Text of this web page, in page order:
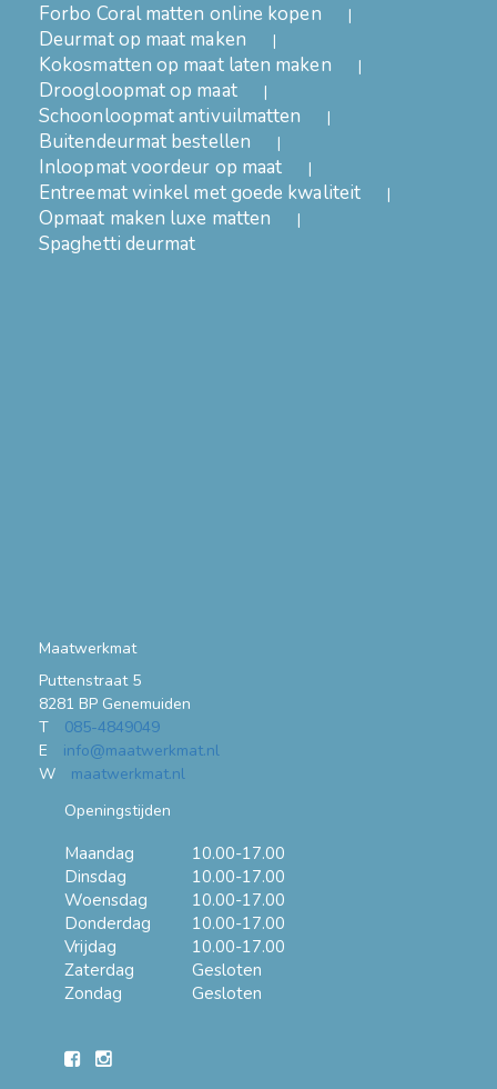
Forbo Coral matten online kopen
Deurmat op maat maken
Kokosmatten op maat laten maken
Droogloopmat op maat
Schoonloopmat antivuilmatten
Buitendeurmat bestellen
Inloopmat voordeur op maat
Entreemat winkel met goede kwaliteit
Opmaat maken luxe matten
Spaghetti deurmat
Maatwerkmat
Puttenstraat 5
8281 BP Genemuiden
T
085-4849049
E
info@maatwerkmat.nl
W
maatwerkmat.nl
Openingstijden
Maandag
10.00-17.00
Dinsdag
10.00-17.00
Woensdag
10.00-17.00
Donderdag
10.00-17.00
Vrijdag
10.00-17.00
Zaterdag
Gesloten
Zondag
Gesloten